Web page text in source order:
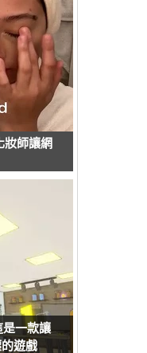
妝師讓網
是一款讓
遊戲